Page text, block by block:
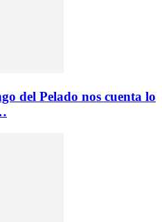
del Pelado nos cuenta lo